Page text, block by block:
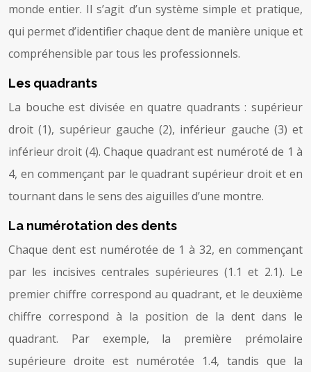
monde entier. Il s’agit d’un système simple et pratique,
qui permet d’identifier chaque dent de manière unique et
compréhensible par tous les professionnels.
Les quadrants
La bouche est divisée en quatre quadrants : supérieur
droit (1), supérieur gauche (2), inférieur gauche (3) et
inférieur droit (4). Chaque quadrant est numéroté de 1 à
4, en commençant par le quadrant supérieur droit et en
tournant dans le sens des aiguilles d’une montre.
La numérotation des dents
Chaque dent est numérotée de 1 à 32, en commençant
par les incisives centrales supérieures (1.1 et 2.1). Le
premier chiffre correspond au quadrant, et le deuxième
chiffre correspond à la position de la dent dans le
quadrant. Par exemple, la première prémolaire
supérieure droite est numérotée 1.4, tandis que la